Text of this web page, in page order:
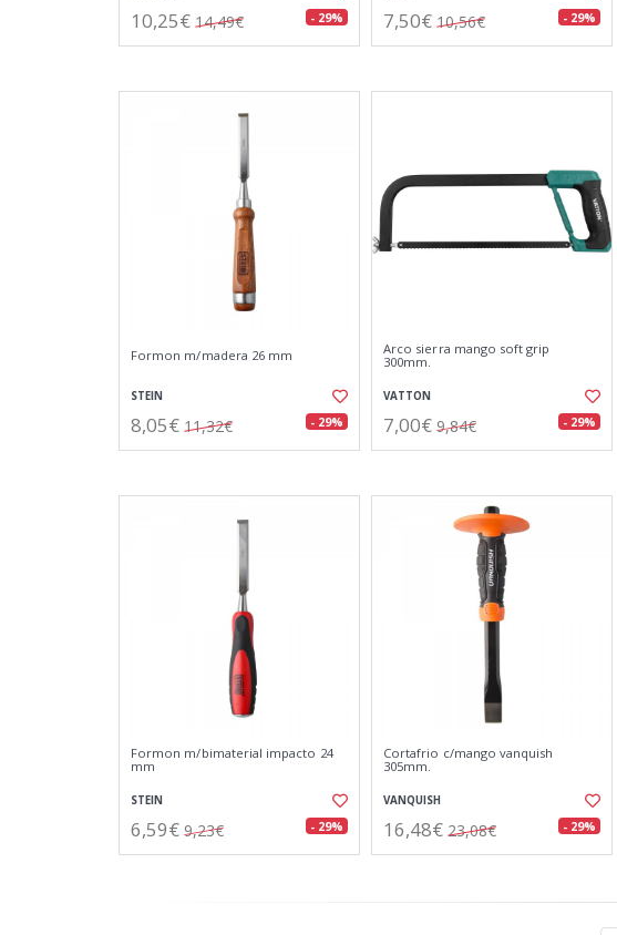
10,25€ 14,49€ - 29% 7,50€ 10,56€ - 29%
Formon m/madera 26 mm
STEIN
8,05€ 11,32€ - 29%
Arco sierra mango soft grip
300mm.
VATTON
7,00€ 9,84€ - 29%
Formon m/bimaterial impacto 24
mm
STEIN
6,59€ 9,23€ - 29%
Cortafrio c/mango vanquish
305mm.
VANQUISH
16,48€ 23,08€ - 29%